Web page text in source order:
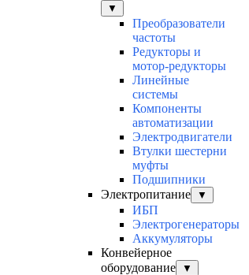
▼
Преобразователи
частоты
Редукторы и
мотор-редукторы
Линейные
системы
Компоненты
автоматизации
Электродвигатели
Втулки шестерни
муфты
Подшипники
Электропитание
▼
ИБП
Электрогенераторы
Аккумуляторы
Конвейерное
оборудование
▼